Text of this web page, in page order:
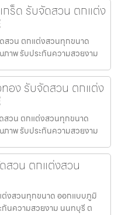
กร็ด รับจัดสวน ตกแต่ง
สวน ตกแต่งสวนทุกขนาด
าพ รับประกันความสวยงาม
ทอง รับจัดสวน ตกแต่ง
สวน ตกแต่งสวนทุกขนาด
าพ รับประกันความสวยงาม
สวน ตกแต่งสวน
งสวนทุกขนาด ออกแบบภูมิ
กันความสวยงาม นนทบุรี ต